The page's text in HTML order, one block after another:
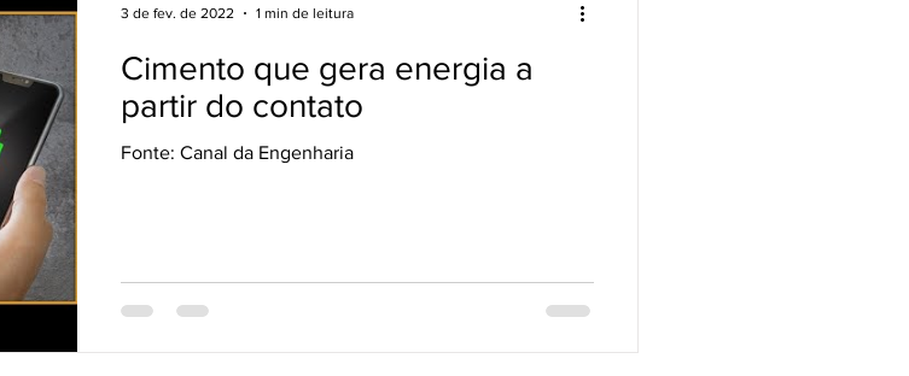
Cimento que gera energia a
partir do contato
Fonte: Canal da Engenharia
3 de fev. de 2022 1 min de leitura